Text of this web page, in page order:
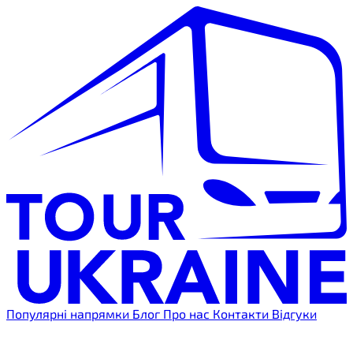
Популярні напрямки Блог Про нас Контакти Відгуки